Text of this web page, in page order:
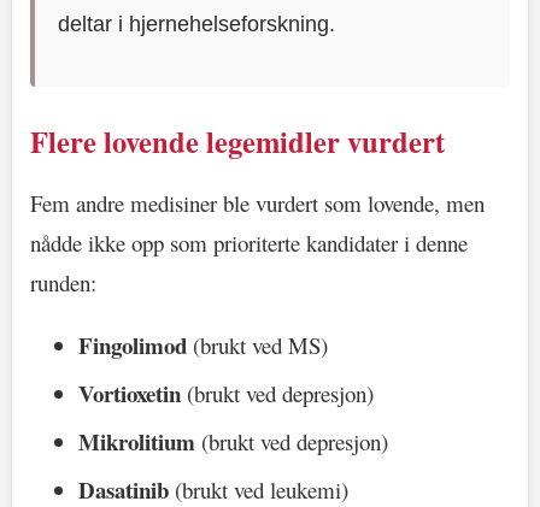
deltar i hjernehelseforskning.
Flere lovende legemidler vurdert
Fem andre medisiner ble vurdert som lovende, men
nådde ikke opp som prioriterte kandidater i denne
runden:
Fingolimod (brukt ved MS)
Vortioxetin (brukt ved depresjon)
Mikrolitium (brukt ved depresjon)
Dasatinib (brukt ved leukemi)